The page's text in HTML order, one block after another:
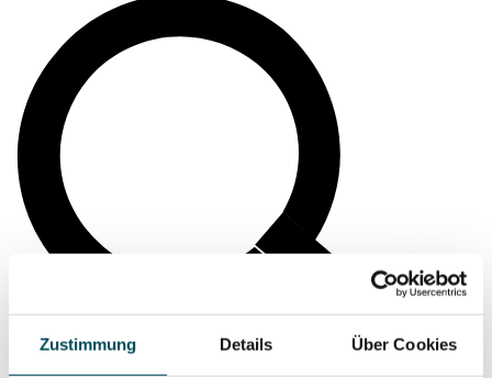
Zustimmung Details Über Cookies